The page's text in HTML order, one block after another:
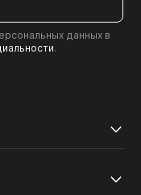
данных в
.